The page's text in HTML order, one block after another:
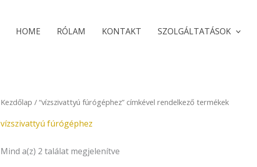
HOME RÓLAM KONTAKT SZOLGÁLTATÁSOK
Kezdőlap / “vízszivattyú fúrógéphez” címkével rendelkező termékek
vízszivattyú fúrógéphez
Mind a(z) 2 találat megjelenítve